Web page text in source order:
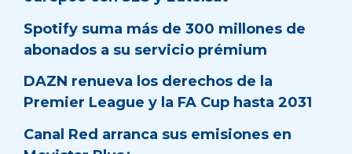
Spotify suma más de 300 millones de
abonados a su servicio prémium
DAZN renueva los derechos de la
Premier League y la FA Cup hasta 2031
Canal Red arranca sus emisiones en